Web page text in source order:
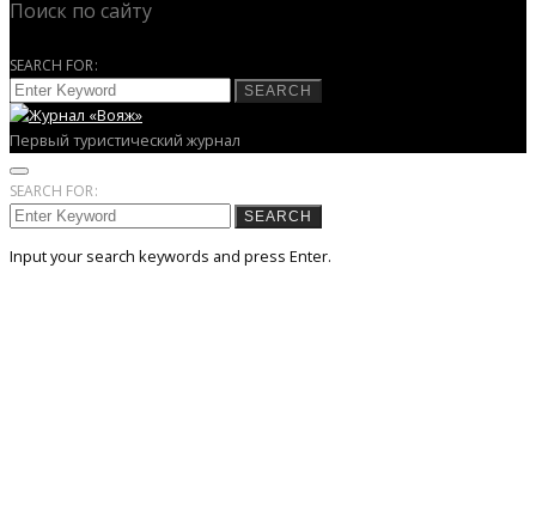
Поиск по сайту
SEARCH FOR:
SEARCH
Первый туристический журнал
SEARCH FOR:
SEARCH
Input your search keywords and press Enter.